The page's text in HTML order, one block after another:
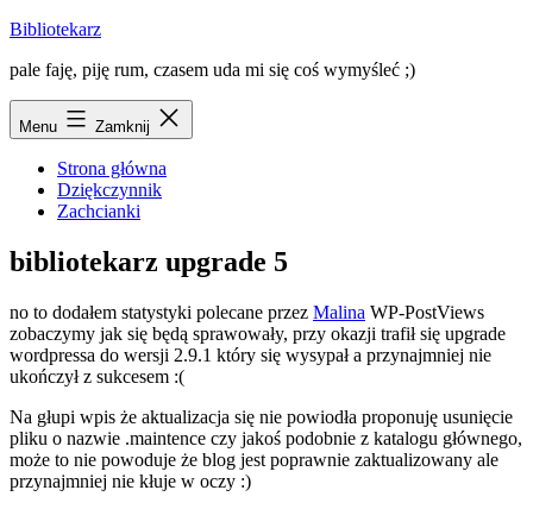
Przejdź
treści
Bibliotekarz
pale faję, piję rum, czasem uda mi się coś wymyśleć ;)
Menu Zamknij
Strona główna
Dziękczynnik
Zachcianki
bibliotekarz upgrade 5
no to dodałem statystyki polecane przez Malina WP-PostViews
zobaczymy jak się będą sprawowały, przy okazji trafił się upgrade
wordpressa do wersji 2.9.1 który się wysypał a przynajmniej nie
ukończył z sukcesem :(
Na głupi wpis że aktualizacja się nie powiodła proponuję usunięcie
pliku o nazwie .maintence czy jakoś podobnie z katalogu głównego,
może to nie powoduje że blog jest poprawnie zaktualizowany ale
przynajmniej nie kłuje w oczy :)